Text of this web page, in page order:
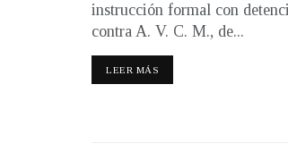
instrucción formal con
contra A. V. C. M., de...
LEER MÁS